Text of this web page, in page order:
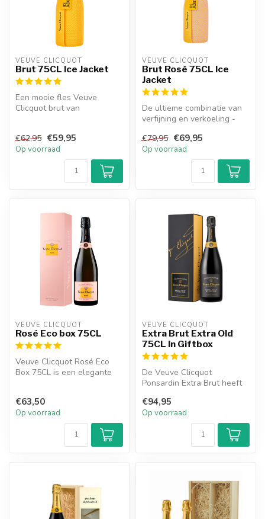
VEUVE CLICQUOT
Brut 75CL Ice Jacket
Een mooie fles Veuve
Clicquot brut van
€62,95 €59,95
Op voorraad
VEUVE CLICQUOT
Brut Rosé 75CL Ice
Jacket
De ultieme combinatie van
verfijning en verkoeling -
...
€79,95 €69,95
Op voorraad
VEUVE CLICQUOT
Rosé Eco box 75CL
Veuve Clicquot Rosé Eco
Box 75CL is een elegante
€63,50
Op voorraad
VEUVE CLICQUOT
Extra Brut Extra Old
75CL In Giftbox
De Veuve Clicquot
Ponsardin Extra Brut heeft
€94,95
Op voorraad